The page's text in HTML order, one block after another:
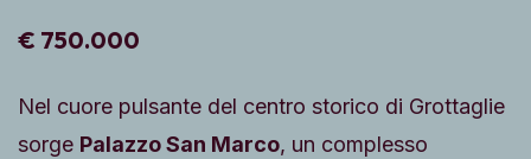
€ 750.000
Nel cuore pulsante del centro storico di Grottaglie
sorge Palazzo San Marco, un complesso